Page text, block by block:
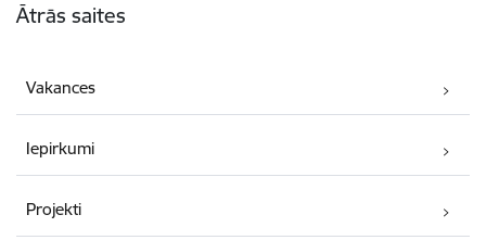
Ātrās saites
Vakances
Iepirkumi
Projekti